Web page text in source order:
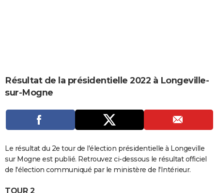
Carte de Noël
Carte Bonne année
Carte Saint-Valentin
Carte Pâques
Carte d'anniversaire
DICTIONNAIRE
PROGRAMME TV
COPAINS D'AVANT
S'inscrire
Se connecter
Lycées
Collèges
Primaires
Universités
Entreprises
Service militaire
Avis de recherche
AVIS DE DÉCÈS
FORUM
Bricolage
Lifestyle
Culture
Sport
Auto
Television
Voyage
Cinema
Résultat de la présidentielle 2022 à Longeville-
sur-Mogne
Le résultat du 2e tour de l'élection présidentielle à Longeville
sur Mogne est publié. Retrouvez ci-dessous le résultat officiel
de l'élection communiqué par le ministère de l'Intérieur.
TOUR 2